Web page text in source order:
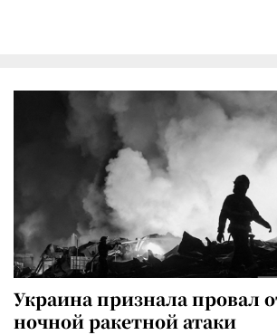
Украина признала провал
ночной ракетной атаки